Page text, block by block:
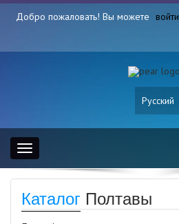
Добро пожаловать! Вы можете войти
Русский
Toggle
navigation
Каталог Полтавы